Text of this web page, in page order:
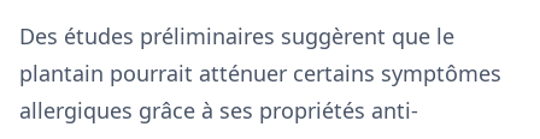
Des études préliminaires suggèrent que le
plantain pourrait atténuer certains symptômes
allergiques grâce à ses propriétés anti-